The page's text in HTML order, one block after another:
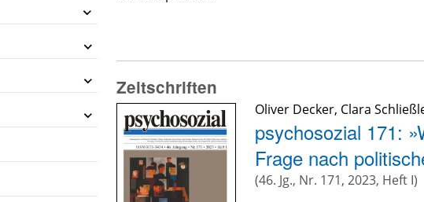
Zeitschriften
Oliver Decker, Clara
psychosozial 171:
Frage nach
(46. Jg., Nr. 171, 2023, Heft I)